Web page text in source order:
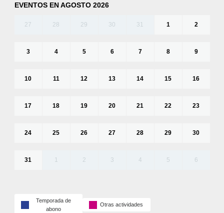
EVENTOS EN AGOSTO 2026
27 28 29 30 31 1 2
3 4 5 6 7 8 9
10 11 12 13 14 15 16
17 18 19 20 21 22 23
24 25 26 27 28 29 30
31 1 2 3 4 5 6
Temporada de
abono
Otras actividades